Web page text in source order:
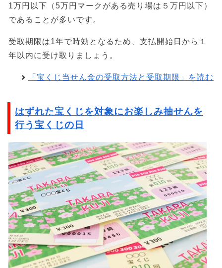
1万円以下（5万円マークがある売り場は５万円以下）
であることが多いです。
受取期限は1年で時効となるため、支払開始日から１
年以内に受け取りましょう。
「宝くじ当せん金の受取方法と受取期限」を読む
はずれた宝くじを対象にお楽しみ抽せんを
行う宝くじの日